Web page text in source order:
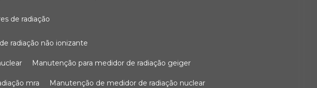
de radiação
radiação não ionizante
manutenção para medidor de radiação geiger
mra manutenção de medidor de radiação nuclear